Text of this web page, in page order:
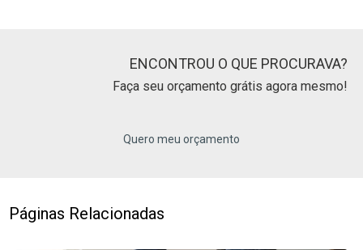
ENCONTROU O QUE PROCURAVA?
Faça seu orçamento grátis agora mesmo!
Quero meu orçamento
Páginas Relacionadas